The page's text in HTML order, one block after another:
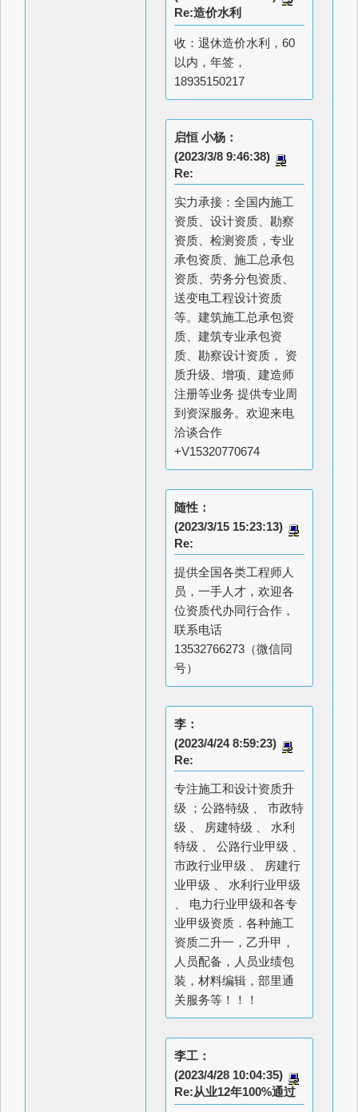
Re:造价水利
收：退休造价水利，60
以内，年签，
18935150217
启恒 小杨：
(2023/3/8 9:46:38)
Re:
实力承接：全国内施工
资质、设计资质、勘察
资质、检测资质，专业
承包资质、施工总承包
资质、劳务分包资质、
送变电工程设计资质
等。建筑施工总承包资
质、建筑专业承包资
质、勘察设计资质， 资
质升级、增项、建造师
注册等业务 提供专业周
到资深服务。欢迎来电
洽谈合作
+V15320770674
随性：
(2023/3/15 15:23:13)
Re:
提供全国各类工程师人
员，一手人才，欢迎各
位资质代办同行合作，
联系电话
13532766273（微信同
号）
李：
(2023/4/24 8:59:23)
Re:
专注施工和设计资质升
级 ；公路特级 、 市政特
级 、 房建特级 、 水利
特级 、 公路行业甲级 、
市政行业甲级 、 房建行
业甲级 、 水利行业甲级
、 电力行业甲级和各专
业甲级资质．各种施工
资质二升一，乙升甲，
人员配备，人员业绩包
装，材料编辑，部里通
关服务等！！！
李工：
(2023/4/28 10:04:35)
Re:从业12年100%通过